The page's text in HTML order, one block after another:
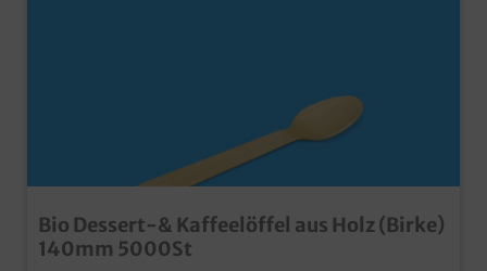
Bio Dessert-& Kaffeelöffel aus Holz (Birke)
140mm 5000St